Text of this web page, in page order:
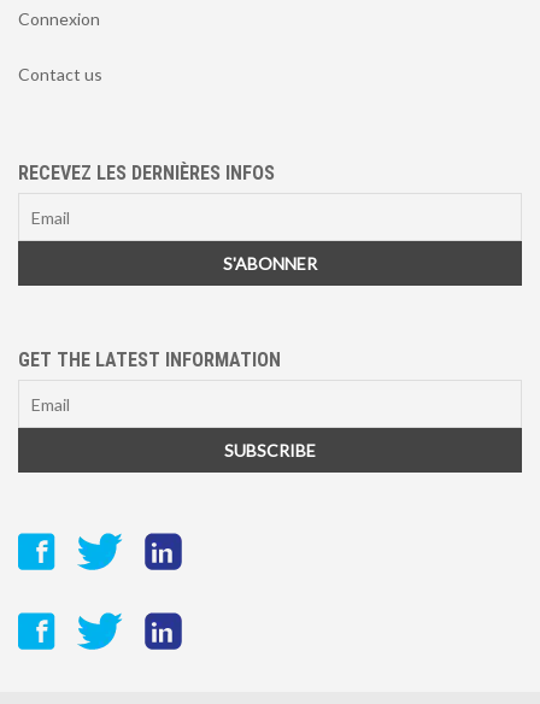
Connexion
Contact us
RECEVEZ LES DERNIÈRES INFOS
GET THE LATEST INFORMATION